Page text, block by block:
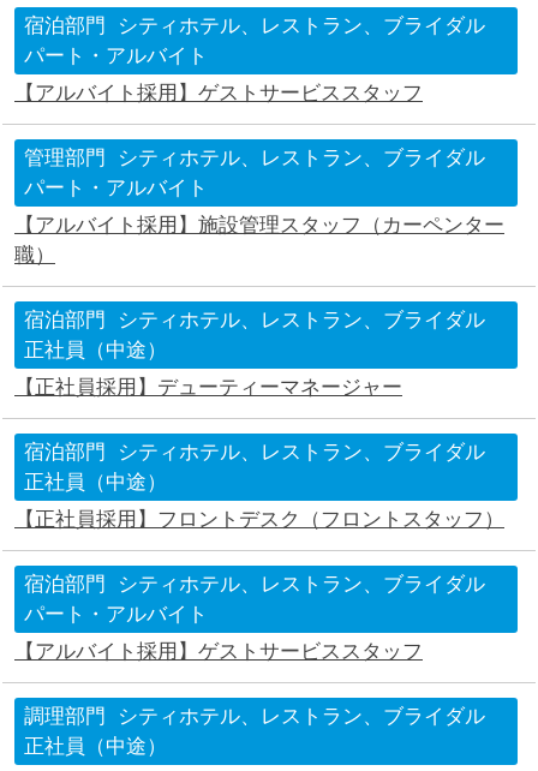
宿泊部門
シティホテル、レストラン、ブライダル
パート・アルバイト
【アルバイト採用】ゲストサービススタッフ
管理部門
シティホテル、レストラン、ブライダル
パート・アルバイト
【アルバイト採用】施設管理スタッフ（カーペンター
職）
宿泊部門
シティホテル、レストラン、ブライダル
正社員（中途）
【正社員採用】デューティーマネージャー
宿泊部門
シティホテル、レストラン、ブライダル
正社員（中途）
【正社員採用】フロントデスク（フロントスタッフ）
宿泊部門
シティホテル、レストラン、ブライダル
パート・アルバイト
【アルバイト採用】ゲストサービススタッフ
調理部門
シティホテル、レストラン、ブライダル
正社員（中途）